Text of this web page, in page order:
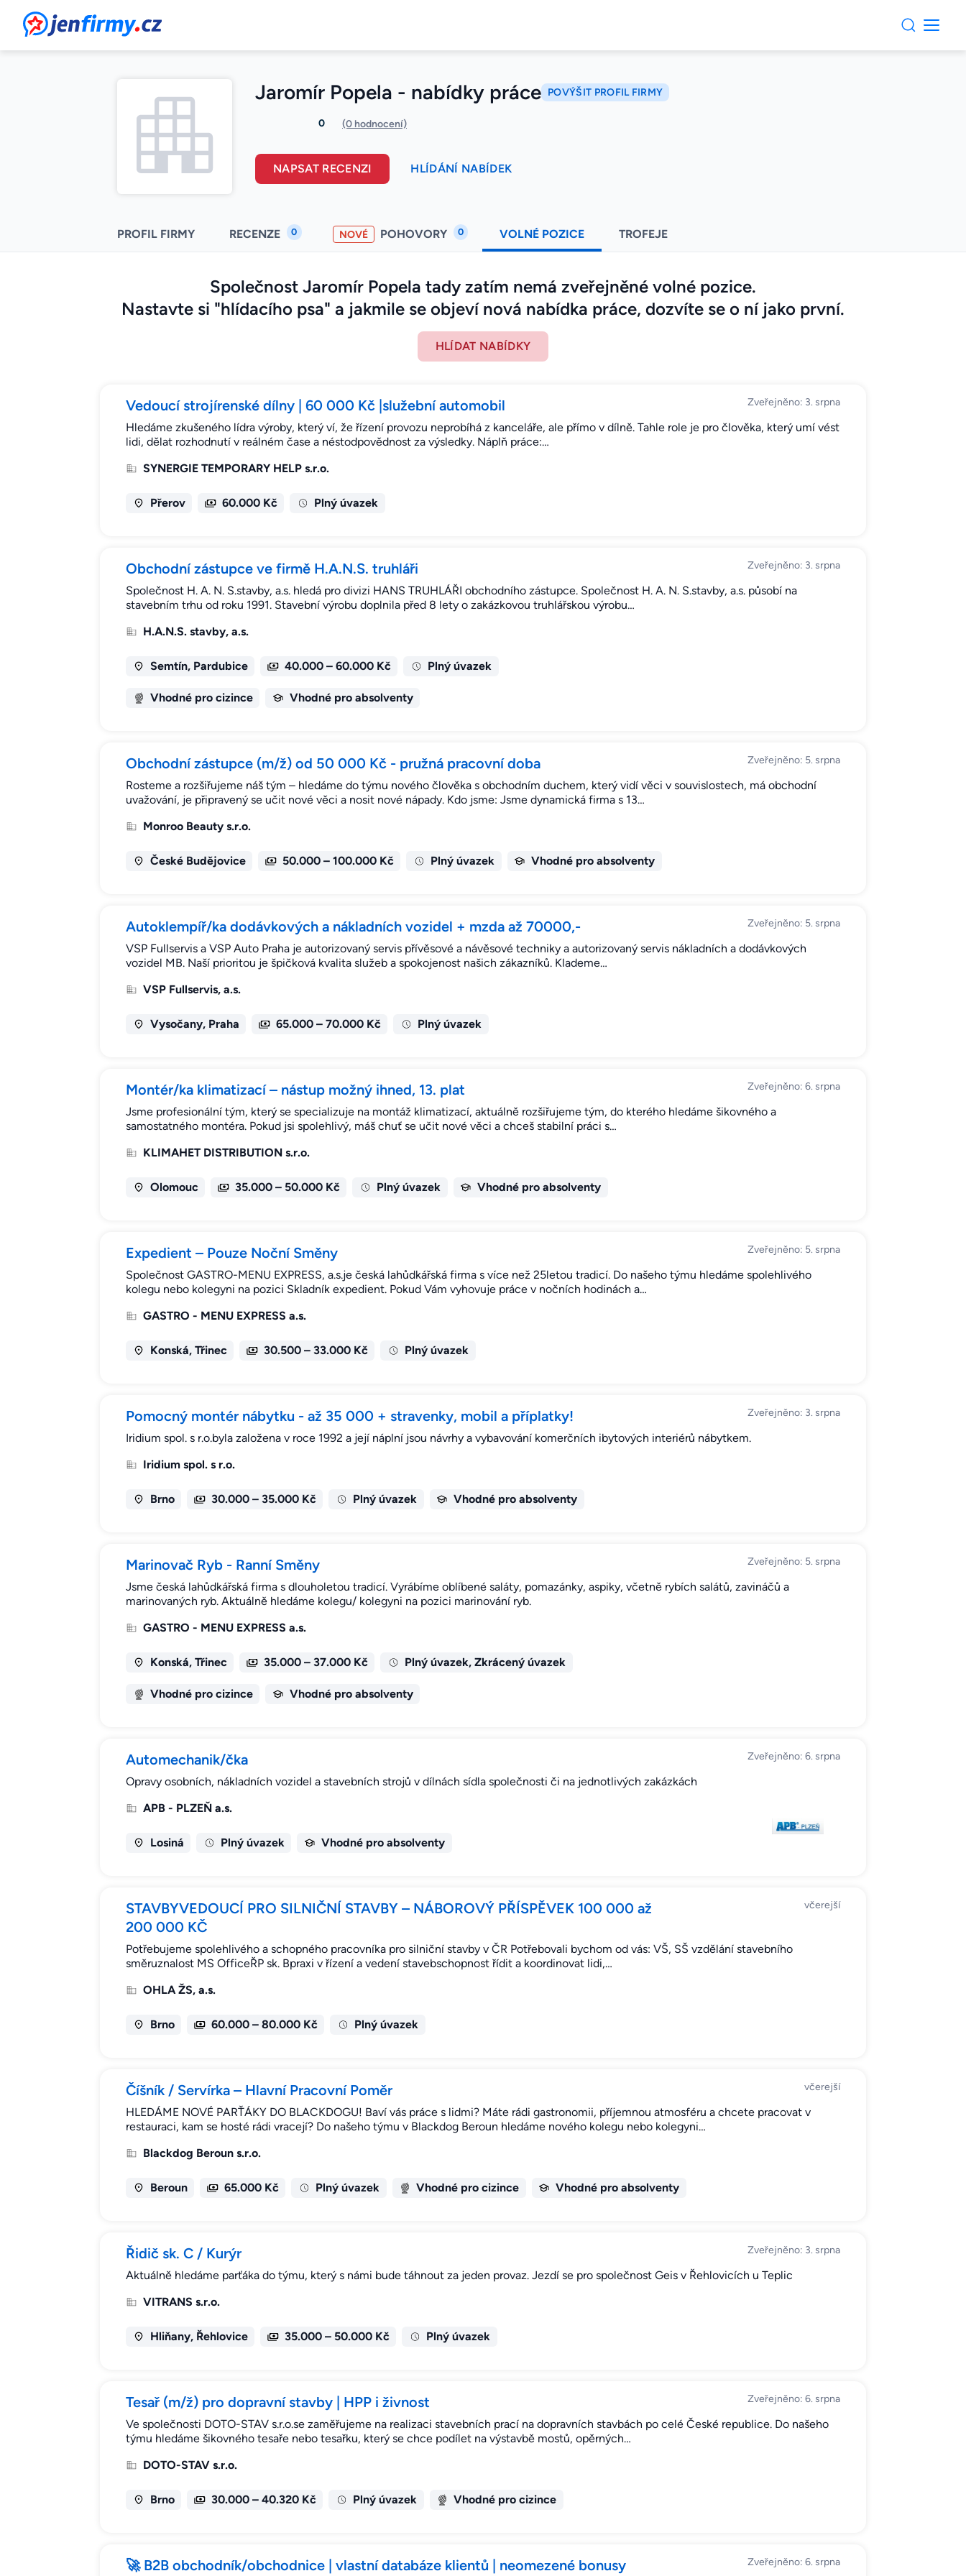
JenFirmy.cz
Jaromír Popela - nabídky práce POVÝŠIT PROFIL FIRMY
0 (0 hodnocení)
NAPSAT RECENZI HLÍDÁNÍ NABÍDEK
PROFIL FIRMY RECENZE 0 NOVÉ POHOVORY 0 VOLNÉ POZICE TROFEJE
Společnost Jaromír Popela tady zatím nemá zveřejněné volné pozice.
Nastavte si "hlídacího psa" a jakmile se objeví nová nabídka práce, dozvíte se o ní jako první.
HLÍDAT NABÍDKY
Vedoucí strojírenské dílny | 60 000 Kč |služební automobil Zveřejněno: 3. srpna
Hledáme zkušeného lídra výroby, který ví, že řízení provozu neprobíhá z kanceláře, ale přímo v dílně. Tahle role je pro člověka, který umí vést
lidi, dělat rozhodnutí v reálném čase a néstodpovědnost za výsledky. Náplň práce:…
SYNERGIE TEMPORARY HELP s.r.o.
Přerov 60.000 Kč Plný úvazek
Obchodní zástupce ve firmě H.A.N.S. truhláři Zveřejněno: 3. srpna
Společnost H. A. N. S.stavby, a.s. hledá pro divizi HANS TRUHLÁŘI obchodního zástupce. Společnost H. A. N. S.stavby, a.s. působí na
stavebním trhu od roku 1991. Stavební výrobu doplnila před 8 lety o zakázkovou truhlářskou výrobu…
H.A.N.S. stavby, a.s.
Semtín, Pardubice 40.000 – 60.000 Kč Plný úvazek
Vhodné pro cizince Vhodné pro absolventy
Obchodní zástupce (m/ž) od 50 000 Kč - pružná pracovní doba Zveřejněno: 5. srpna
Rosteme a rozšiřujeme náš tým – hledáme do týmu nového člověka s obchodním duchem, který vidí věci v souvislostech, má obchodní
uvažování, je připravený se učit nové věci a nosit nové nápady. Kdo jsme: Jsme dynamická firma s 13…
Monroo Beauty s.r.o.
České Budějovice 50.000 – 100.000 Kč Plný úvazek Vhodné pro absolventy
Autoklempíř/ka dodávkových a nákladních vozidel + mzda až 70000,- Zveřejněno: 5. srpna
VSP Fullservis a VSP Auto Praha je autorizovaný servis přívěsové a návěsové techniky a autorizovaný servis nákladních a dodávkových
vozidel MB. Naší prioritou je špičková kvalita služeb a spokojenost našich zákazníků. Klademe…
VSP Fullservis, a.s.
Vysočany, Praha 65.000 – 70.000 Kč Plný úvazek
Montér/ka klimatizací – nástup možný ihned, 13. plat Zveřejněno: 6. srpna
Jsme profesionální tým, který se specializuje na montáž klimatizací, aktuálně rozšiřujeme tým, do kterého hledáme šikovného a
samostatného montéra. Pokud jsi spolehlivý, máš chuť se učit nové věci a chceš stabilní práci s…
KLIMAHET DISTRIBUTION s.r.o.
Olomouc 35.000 – 50.000 Kč Plný úvazek Vhodné pro absolventy
Expedient – Pouze Noční Směny Zveřejněno: 5. srpna
Společnost GASTRO-MENU EXPRESS, a.s.je česká lahůdkářská firma s více než 25letou tradicí. Do našeho týmu hledáme spolehlivého
kolegu nebo kolegyni na pozici Skladník expedient. Pokud Vám vyhovuje práce v nočních hodinách a…
GASTRO - MENU EXPRESS a.s.
Konská, Třinec 30.500 – 33.000 Kč Plný úvazek
Pomocný montér nábytku - až 35 000 + stravenky, mobil a příplatky! Zveřejněno: 3. srpna
Iridium spol. s r.o.byla založena v roce 1992 a její náplní jsou návrhy a vybavování komerčních ibytových interiérů nábytkem.
Iridium spol. s r.o.
Brno 30.000 – 35.000 Kč Plný úvazek Vhodné pro absolventy
Marinovač Ryb - Ranní Směny Zveřejněno: 5. srpna
Jsme česká lahůdkářská firma s dlouholetou tradicí. Vyrábíme oblíbené saláty, pomazánky, aspiky, včetně rybích salátů, zavináčů a
marinovaných ryb. Aktuálně hledáme kolegu/ kolegyni na pozici marinování ryb.
GASTRO - MENU EXPRESS a.s.
Konská, Třinec 35.000 – 37.000 Kč Plný úvazek, Zkrácený úvazek
Vhodné pro cizince Vhodné pro absolventy
Automechanik/čka Zveřejněno: 6. srpna
Opravy osobních, nákladních vozidel a stavebních strojů v dílnách sídla společnosti či na jednotlivých zakázkách
APB - PLZEŇ a.s.
Losiná Plný úvazek Vhodné pro absolventy
STAVBYVEDOUCÍ PRO SILNIČNÍ STAVBY – NÁBOROVÝ PŘÍSPĚVEK 100 000 až
200 000 KČ
včerejší
Potřebujeme spolehlivého a schopného pracovníka pro silniční stavby v ČR Potřebovali bychom od vás: VŠ, SŠ vzdělání stavebního
směruznalost MS OfficeŘP sk. Bpraxi v řízení a vedení stavebschopnost řídit a koordinovat lidi,…
OHLA ŽS, a.s.
Brno 60.000 – 80.000 Kč Plný úvazek
Číšník / Servírka – Hlavní Pracovní Poměr včerejší
HLEDÁME NOVÉ PARŤÁKY DO BLACKDOGU! Baví vás práce s lidmi? Máte rádi gastronomii, příjemnou atmosféru a chcete pracovat v
restauraci, kam se hosté rádi vracejí? Do našeho týmu v Blackdog Beroun hledáme nového kolegu nebo kolegyni…
Blackdog Beroun s.r.o.
Beroun 65.000 Kč Plný úvazek Vhodné pro cizince Vhodné pro absolventy
Řidič sk. C / Kurýr Zveřejněno: 3. srpna
Aktuálně hledáme parťáka do týmu, který s námi bude táhnout za jeden provaz. Jezdí se pro společnost Geis v Řehlovicích u Teplic
VITRANS s.r.o.
Hliňany, Řehlovice 35.000 – 50.000 Kč Plný úvazek
Tesař (m/ž) pro dopravní stavby | HPP i živnost Zveřejněno: 6. srpna
Ve společnosti DOTO-STAV s.r.o.se zaměřujeme na realizaci stavebních prací na dopravních stavbách po celé České republice. Do našeho
týmu hledáme šikovného tesaře nebo tesařku, který se chce podílet na výstavbě mostů, opěrných…
DOTO-STAV s.r.o.
Brno 30.000 – 40.320 Kč Plný úvazek Vhodné pro cizince
🚀 B2B obchodník/obchodnice | vlastní databáze klientů | neomezené bonusy Zveřejněno: 6. srpna